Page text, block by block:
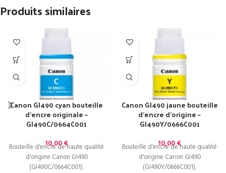
Produits similaires
Canon GI490 cyan bouteille
d’encre originale –
GI490C/0664C001
10,00€
Bouteille d'encre de haute qualité
d'origine Canon GI490
(GI490C/0664C001).
Canon GI490 jaune bouteille
d’encre d’origine –
GI490Y/0666C001
10,00€
Bouteille d'encre de haute qualité
d'origine Canon GI490
(GI490Y/0666C001).